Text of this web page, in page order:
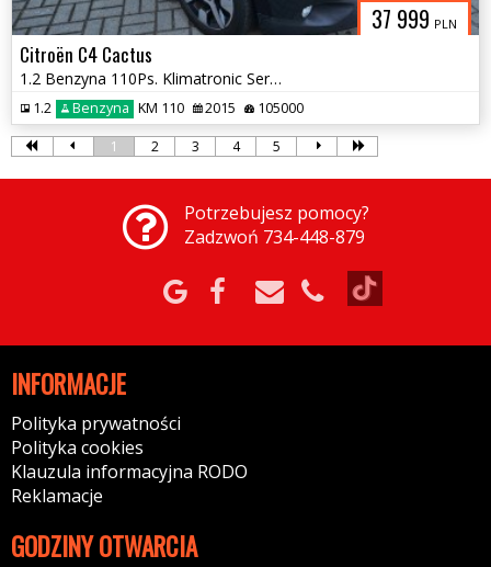
37 999 PLN
Citroën C4 Cactus
1.2 Benzyna 110Ps. Klimatronic Serwis
1.2 Benzyna KM 110 2015 105000
1 2 3 4 5
Potrzebujesz pomocy?
Zadzwoń 734-448-879
INFORMACJE
Polityka prywatności
Polityka cookies
Klauzula informacyjna RODO
Reklamacje
GODZINY OTWARCIA